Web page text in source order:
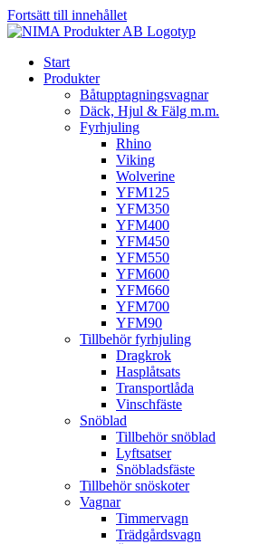
Fortsätt till innehållet
Start
Produkter
Båtupptagningsvagnar
Däck, Hjul & Fälg m.m.
Fyrhjuling
Rhino
Viking
Wolverine
YFM125
YFM350
YFM400
YFM450
YFM550
YFM600
YFM660
YFM700
YFM90
Tillbehör fyrhjuling
Dragkrok
Hasplåtsats
Transportlåda
Vinschfäste
Snöblad
Tillbehör snöblad
Lyftsatser
Snöbladsfäste
Tillbehör snöskoter
Vagnar
Timmervagn
Trädgårdsvagn